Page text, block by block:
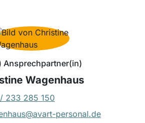
Ansprechpartner(in)
Wagenhaus
233 285 150
personal.de